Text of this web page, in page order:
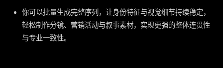
你可以批量生成完整序列，让身份特征与视觉细节持续稳定，
轻松制作分镜、营销活动与叙事素材，实现更强的整体连贯性
与专业一致性。